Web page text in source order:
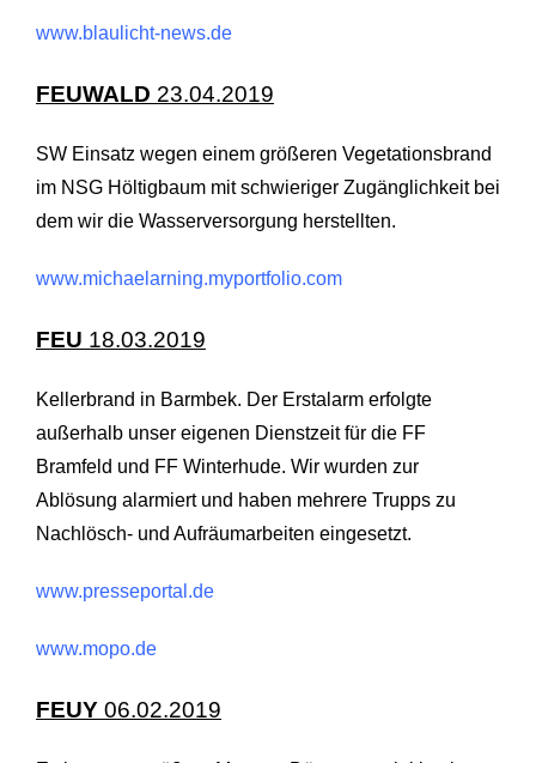
www.blaulicht-news.de
FEUWALD 23.04.2019
SW Einsatz wegen einem größeren Vegetationsbrand
im NSG Höltigbaum mit schwieriger Zugänglichkeit bei
dem wir die Wasserversorgung herstellten.
www.michaelarning.myportfolio.com
FEU 18.03.2019
Kellerbrand in Barmbek. Der Erstalarm erfolgte
außerhalb unser eigenen Dienstzeit für die FF
Bramfeld und FF Winterhude. Wir wurden zur
Ablösung alarmiert und haben mehrere Trupps zu
Nachlösch- und Aufräumarbeiten eingesetzt.
www.presseportal.de
www.mopo.de
FEUY 06.02.2019